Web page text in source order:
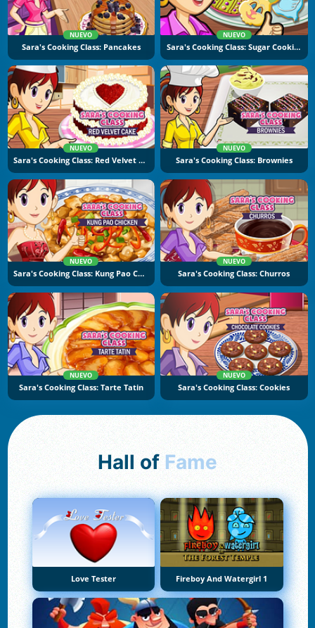
NUEVO
Sara's Cooking Class: Pancakes
NUEVO
Sara's Cooking Class: Sugar Cookies
NUEVO
Sara's Cooking Class: Red Velvet Cake
NUEVO
Sara's Cooking Class: Brownies
NUEVO
Sara's Cooking Class: Kung Pao Chicken
NUEVO
Sara's Cooking Class: Churros
NUEVO
Sara's Cooking Class: Tarte Tatin
NUEVO
Sara's Cooking Class: Cookies
Hall of Fame
Love Tester Fireboy And Watergirl 1